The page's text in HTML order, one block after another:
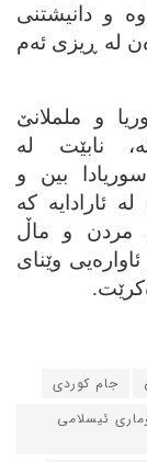
و دانیشتنی
له‌ ڕیزی ئه‌م
و ململانێ
نابێت له‌
بین و
ئارادایه‌ که‌
مردن و ماڵ
وێنای
جام کوردی
ئیسلامی